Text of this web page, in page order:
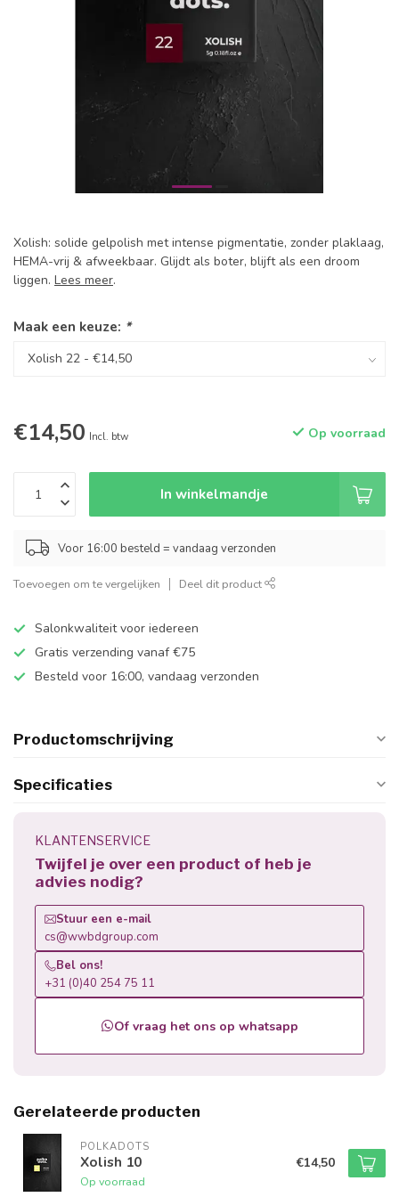
Xolish: solide gelpolish met intense pigmentatie, zonder plaklaag,
HEMA-vrij & afweekbaar. Glijdt als boter, blijft als een droom
liggen. Lees meer.
Maak een keuze: *
€14,50 Incl. btw Op voorraad
In winkelmandje
Voor 16:00 besteld = vandaag verzonden
Toevoegen om te vergelijken Deel dit product
Salonkwaliteit voor iedereen
Gratis verzending vanaf €75
Besteld voor 16:00, vandaag verzonden
Productomschrijving
Specificaties
KLANTENSERVICE
Twijfel je over een product of heb je
advies nodig?
Stuur een e-mail
cs@wwbdgroup.com
Bel ons!
+31 (0)40 254 75 11
Of vraag het ons op whatsapp
Gerelateerde producten
POLKADOTS
Xolish 10
Op voorraad
€14,50